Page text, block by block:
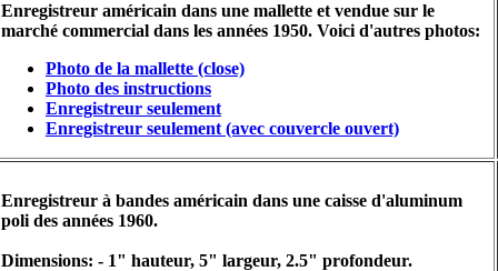
Enregistreur américain dans une mallette et vendue sur le
marché commercial dans les années 1950. Voici d'autres photos:
Photo de la mallette (close)
Photo des instructions
Enregistreur seulement
Enregistreur seulement (avec couvercle ouvert)
Enregistreur à bandes américain dans une caisse d'aluminum
poli des années 1960.
Dimensions: - 1" hauteur, 5" largeur, 2.5" profondeur.